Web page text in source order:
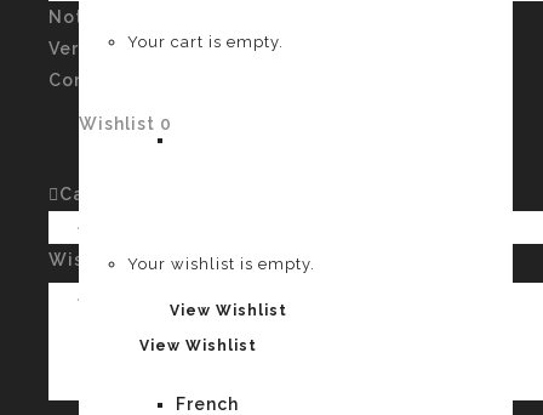
Spanish
French
Your cart is empty.
Wishlist 0
Your wishlist is empty.
View Wishlist
Noticias
Verssiones
Contacto
Cart
Wishlist 0
View Wishlist